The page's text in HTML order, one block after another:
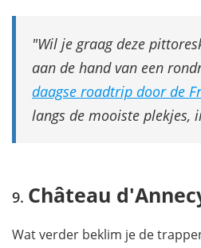
Wil je graag deze
aan de hand van een
daagse roadtrip door de
langs de mooiste plekjes,
Château
Wat verder beklim je de